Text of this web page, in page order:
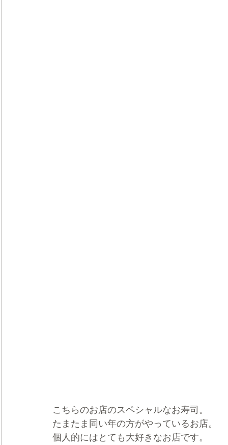
こちらのお店のスペシャルなお寿司。
たまたま同い年の方がやっているお店。
個人的にはとても大好きなお店です。